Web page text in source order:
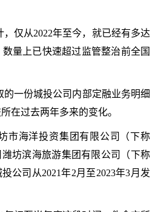
仅从2022年至今，就已经有多达
量上已快速超过监管整治前全国
一份城投公司内部定融业务明细
在过去两年多来的变化。
市海洋投资集团有限公司（下称
坊滨海旅游集团有限公司（下称
公司从2021年2月至2023年3月发